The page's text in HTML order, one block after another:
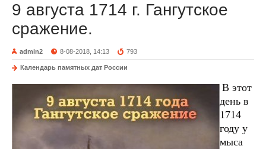
9 августа 1714 г. Гангутское
сражение.
admin2 8-08-2018, 14:13 793
Календарь памятных дат России
В этот
день в
1714
году у
мыса